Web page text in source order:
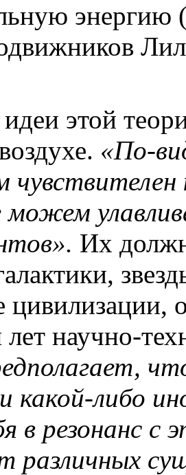
этой
«По-
Их
цивилизации,
научно-
какой-либо
в резонанс с
различных